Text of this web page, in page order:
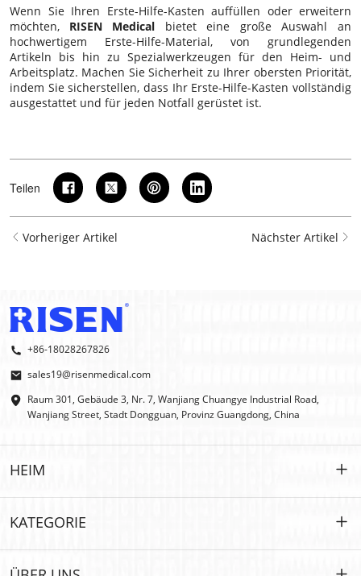
Wenn Sie Ihren Erste-Hilfe-Kasten auffüllen oder erweitern
möchten, RISEN Medical bietet eine große Auswahl an
hochwertigem Erste-Hilfe-Material, von grundlegenden
Artikeln bis hin zu Spezialwerkzeugen für den Heim- und
Arbeitsplatz. Machen Sie Sicherheit zu Ihrer obersten Priorität,
indem Sie sicherstellen, dass Ihr Erste-Hilfe-Kasten vollständig
ausgestattet und für jeden Notfall gerüstet ist.
Teilen
Vorheriger Artikel Nächster Artikel
+86-18028267826
sales19@risenmedical.com
Raum 301, Gebäude 3, Nr. 7, Wanjiang Chuangye Industrial Road,
Wanjiang Street, Stadt Dongguan, Provinz Guangdong, China
HEIM
HEIM
PRODUKTE
KATEGORIE
Maßgeschneidert